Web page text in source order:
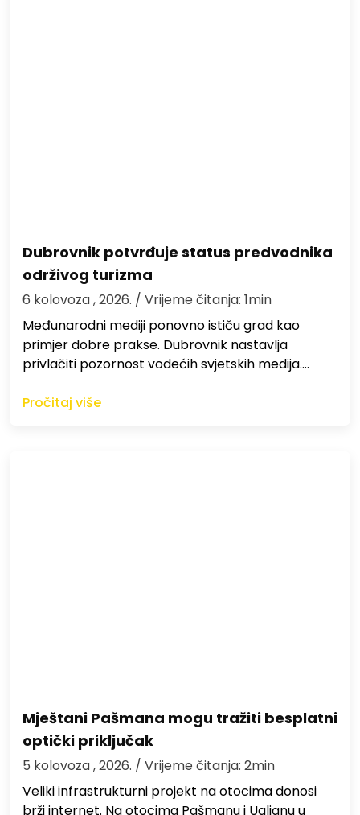
Dubrovnik potvrđuje status predvodnika
održivog turizma
6 kolovoza , 2026. / Vrijeme čitanja: 1min
Međunarodni mediji ponovno ističu grad kao
primjer dobre prakse. Dubrovnik nastavlja
privlačiti pozornost vodećih svjetskih medija.…
Pročitaj više
Mještani Pašmana mogu tražiti besplatni
optički priključak
5 kolovoza , 2026. / Vrijeme čitanja: 2min
Veliki infrastrukturni projekt na otocima donosi
brži internet. Na otocima Pašmanu i Ugljanu u